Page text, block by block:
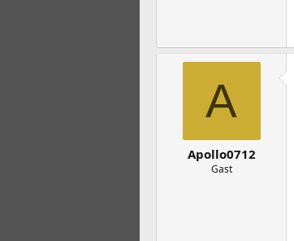
A
Apollo0712
Gast